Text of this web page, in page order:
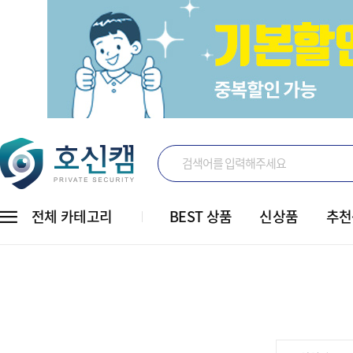
전체 카테고리 BEST 상품 신상품 추